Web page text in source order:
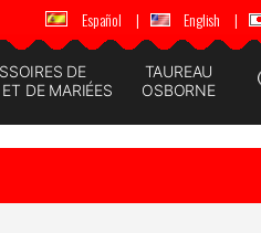
🚚 📦 ENVOI DANS LE
Español | English |
DE
DE MARIÉES
TAUREAU
OSBORNE